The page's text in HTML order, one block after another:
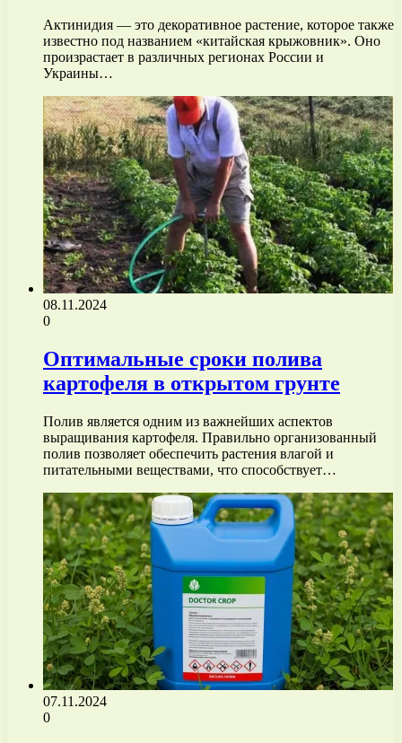
Актинидия — это декоративное растение, которое также
известно под названием «китайская крыжовник». Оно
произрастает в различных регионах России и
Украины…
08.11.2024
0
Оптимальные сроки полива
картофеля в открытом грунте
Полив является одним из важнейших аспектов
выращивания картофеля. Правильно организованный
полив позволяет обеспечить растения влагой и
питательными веществами, что способствует…
07.11.2024
0